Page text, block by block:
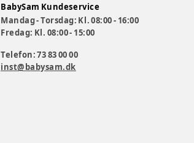
BabySam Kundeservice
Mandag - Torsdag: Kl. 08:00 - 16:00
Fredag: Kl. 08:00 - 15:00
Telefon: 73 83 00 00
inst@babysam.dk